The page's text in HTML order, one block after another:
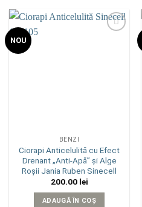
NOU
BENZI
Ciorapi Anticelulită cu Efect
Drenant „Anti-Apă” și Alge
Roșii Jania Ruben Sinecell
200.00 lei
ADAUGĂ ÎN COȘ